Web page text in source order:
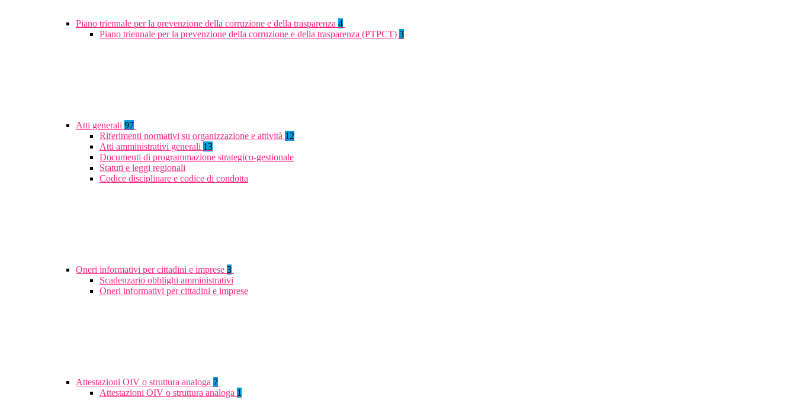
Piano triennale per la prevenzione della corruzione e della trasparenza 4
Piano triennale per la prevenzione della corruzione e della trasparenza (PTPCT) 3
Atti generali 97
Riferimenti normativi su organizzazione e attività 12
Atti amministrativi generali 13
Documenti di programmazione strategico-gestionale
Statuti e leggi regionali
Codice disciplinare e codice di condotta
Oneri informativi per cittadini e imprese 3
Scadenzario obblighi amministrativi
Oneri informativi per cittadini e imprese
Attestazioni OIV o struttura analoga 7
Attestazioni OIV o struttura analoga 1